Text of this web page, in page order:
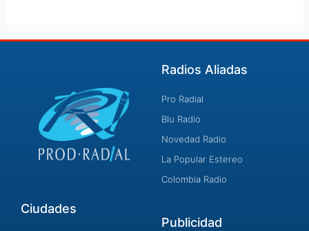
Radios Aliadas
Pro Radial
Blu Radio
Novedad Radio
La Popular Estereo
Colombia Radio
Ciudades
Publicidad